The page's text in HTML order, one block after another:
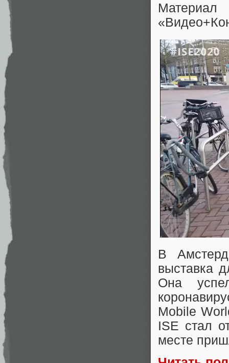
В
выставка
Она
Mobile
ISE стал
месте